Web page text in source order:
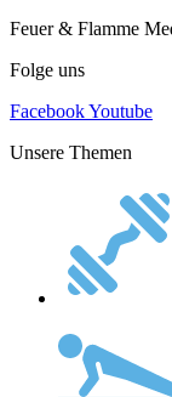
Feuer & Flamme
Folge uns
FacebookYoutube
Unsere Themen